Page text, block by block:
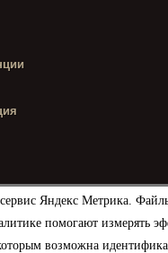
Яндекс Метрика.
помогают измерять
возможна